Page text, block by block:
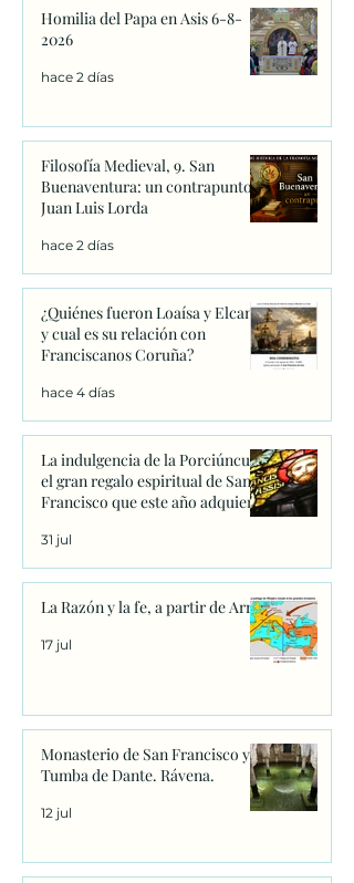
Homilia del Papa en Asis 6-8-
2026
hace 2 días
Filosofía Medieval, 9. San
Buenaventura: un contrapunto.
Juan Luis Lorda
hace 2 días
¿Quiénes fueron Loaísa y Elcano
y cual es su relación con
Franciscanos Coruña?
hace 4 días
La indulgencia de la Porciúncula:
el gran regalo espiritual de San
Francisco que este año adquiere
31 jul
La Razón y la fe, a partir de Arrio
17 jul
Monasterio de San Francisco y
Tumba de Dante. Rávena.
12 jul